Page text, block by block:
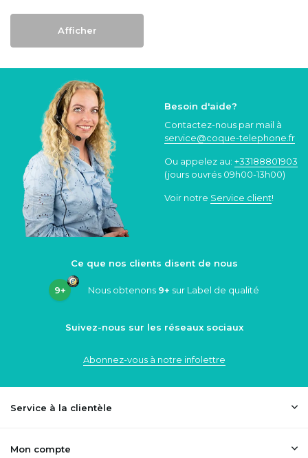
Afficher
Besoin d'aide?
Contactez-nous par mail à
service@coque-telephone.fr
Ou appelez au: +33188801903
(jours ouvrés 09h00-13h00)
Voir notre Service client!
Ce que nos clients disent de nous
9+ Nous obtenons 9+ sur Label de qualité
Suivez-nous sur les réseaux sociaux
Abonnez-vous à notre infolettre
Service à la clientèle
Mon compte